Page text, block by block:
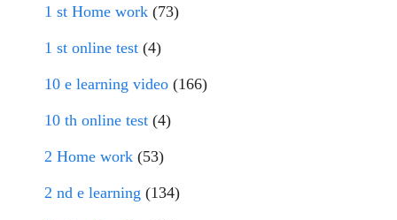
1 st Home work (73)
1 st online test (4)
10 e learning video (166)
10 th online test (4)
2 Home work (53)
2 nd e learning (134)